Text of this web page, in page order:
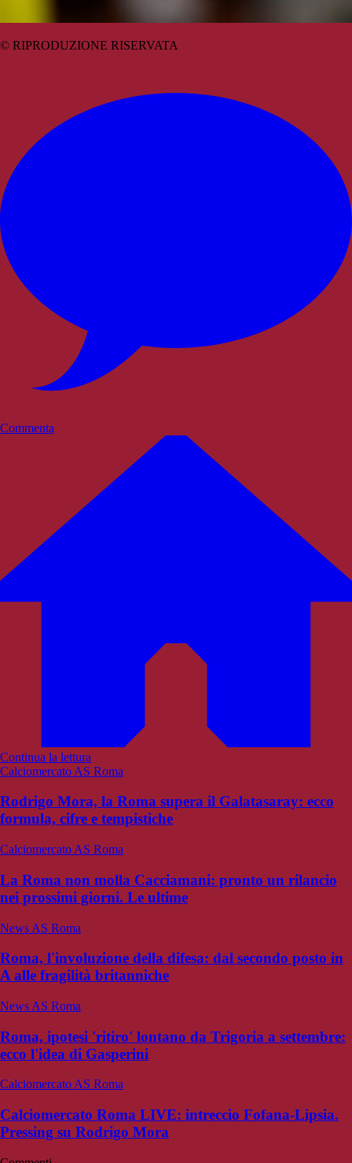
© RIPRODUZIONE RISERVATA
Commenta
Continua la lettura
Calciomercato AS Roma
Rodrigo Mora, la Roma supera il Galatasaray: ecco
formula, cifre e tempistiche
Calciomercato AS Roma
La Roma non molla Cacciamani: pronto un rilancio
nei prossimi giorni. Le ultime
News AS Roma
Roma, l'involuzione della difesa: dal secondo posto in
A alle fragilità britanniche
News AS Roma
Roma, ipotesi 'ritiro' lontano da Trigoria a settembre:
ecco l'idea di Gasperini
Calciomercato AS Roma
Calciomercato Roma LIVE: intreccio Fofana-Lipsia.
Pressing su Rodrigo Mora